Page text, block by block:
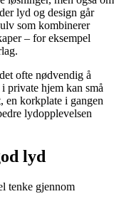
lyd og design går
som kombinerer
– for eksempel
ofte nødvendig å
private hjem kan små
en korkplate i gangen
lydopplevelsen
lyd
tenke gjennom